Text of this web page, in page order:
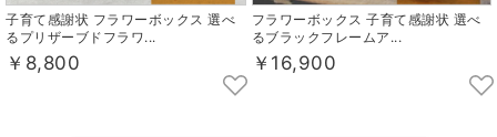
子育て感謝状 フラワーボックス 選べ
るプリザーブドフラワ...
￥8,800
フラワーボックス 子育て感謝状 選べ
るブラックフレームア...
￥16,900